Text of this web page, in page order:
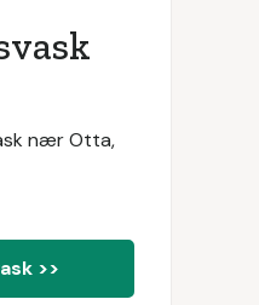
nær Otta,
>>